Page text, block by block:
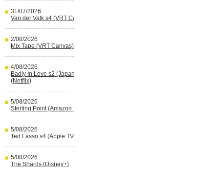
31/07/2026
Van der Valk s4 (VRT Canvas)
2/08/2026
Mix Tape (VRT Canvas)
4/08/2026
Badly In Love s2 (Japans) (reality)
(Netflix)
5/08/2026
Sterling Point (Amazon Prime Video)
5/08/2026
Ted Lasso s4 (Apple TV)
5/08/2026
The Shards (Disney+)